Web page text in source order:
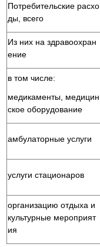
Потребительские расхо
ды, всего
Из них на здравоохран
ение
в том числе:
медикаменты, медицин
ское оборудование
амбулаторные услуги
услуги стационаров
организацию отдыха и
культурные мероприят
ия